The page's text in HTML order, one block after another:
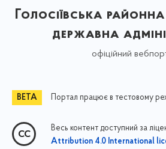
Голосіївська районна
державна
офіційний
Портал працює в тестовому
Весь контент доступний за
Attribution 4.0 International